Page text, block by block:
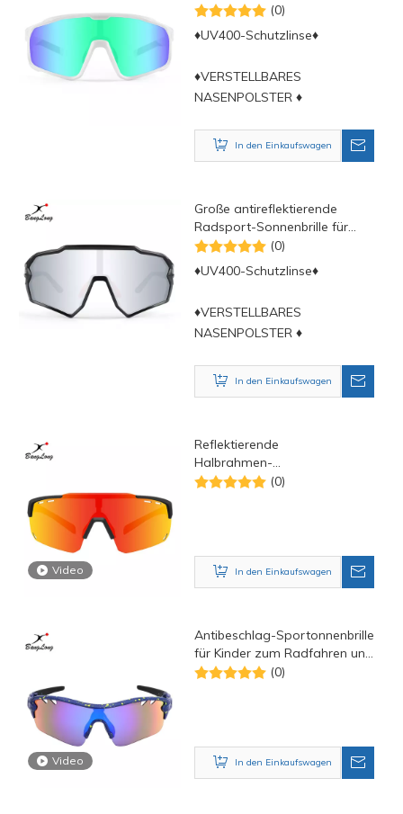
individuelle Sport-
Sonnenbrille
(0)
♦UV400-Schutzlinse♦
♦VERSTELLBARES
NASENPOLSTER ♦
In den Einkaufswagen
Große antireflektierende
Radsport-Sonnenbrille für
große Köpfe (0)
♦UV400-Schutzlinse♦
♦VERSTELLBARES
NASENPOLSTER ♦
In den Einkaufswagen
Video
Reflektierende
Halbrahmen-
Sportonnenbrille mit
(0)
In den Einkaufswagen
Video
Antibeschlag-Sportonnenbrille
für Kinder zum Radfahren und
Laufen mit UV-Schutz
(0)
In den Einkaufswagen